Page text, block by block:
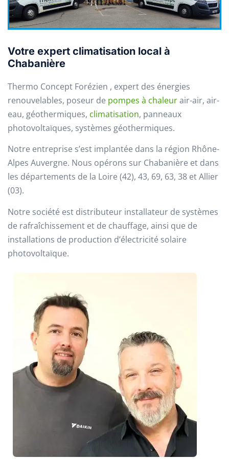
Votre expert climatisation local à
Chabanière
Thermo Concept Forézien , expert des énergies
renouvelables, poseur de pompes à chaleurair-air, air-
eau, géothermiques, climatisation, panneaux
photovoltaïques, systèmes géothermiques.
Notre entreprise s’est implantée dans la région Rhône-
Alpes Auvergne. Nous opérons sur Chabanière et dans
les départements de la Loire (42), 43, 69, 63, 38 et Allier
(03).
Notre société est distributeur installateur de systèmes
de rafraîchissement et de chauffage, ainsi que de
installations de production d’électricité solaire
photovoltaïque.